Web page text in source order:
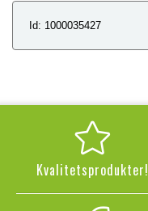
Id: 1000035427
Kvalitetsprodukter!